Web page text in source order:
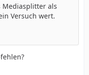
Mediasplitter als
Versuch wert.